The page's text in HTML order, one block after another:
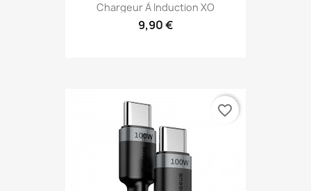
Chargeur À Induction XO
9,90 €
favorite_border